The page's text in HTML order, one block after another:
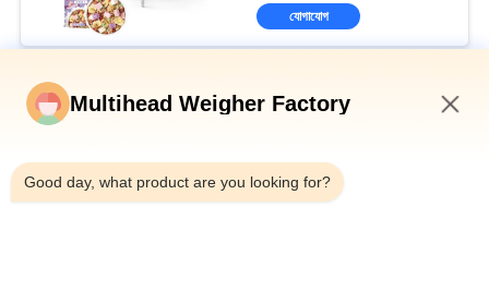
যোগাযোগ
মাল্টিহেড ওয়েদার প্যাকিং মেশিন
বোতল টিনের ক্যানের জন্য অটো ওয়েজিং ফিলিং এবং সিলিং মেশিন 10-500 গ্রাম ক্যানড
Multihead Weigher Factory
Good day, what product are you looking for?